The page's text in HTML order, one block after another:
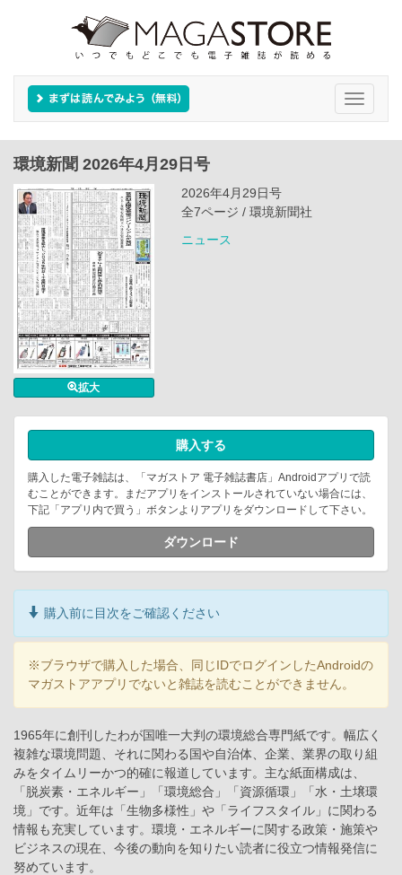
Toggle
環境新聞 2026年4月29日号
拡大
2026年4月29日号
全7ページ / 環境新聞社
ニュース
購入する
購入した電子雑誌は、「マガストア 電子雑誌書店」Androidアプリで読
むことができます。まだアプリをインストールされていない場合には、
下記「アプリ内で買う」ボタンよりアプリをダウンロードして下さい。
ダウンロード
購入前に目次をご確認ください
※ブラウザで購入した場合、同じIDでログインしたAndroidの
マガストアアプリでないと雑誌を読むことができません。
1965年に創刊したわが国唯一大判の環境総合専門紙です。幅広く
複雑な環境問題、それに関わる国や自治体、企業、業界の取り組
みをタイムリーかつ的確に報道しています。主な紙面構成は、
「脱炭素・エネルギー」「環境総合」「資源循環」「水・土壌環
境」です。近年は「生物多様性」や「ライフスタイル」に関わる
情報も充実しています。環境・エネルギーに関する政策・施策や
ビジネスの現在、今後の動向を知りたい読者に役立つ情報発信に
努めています。